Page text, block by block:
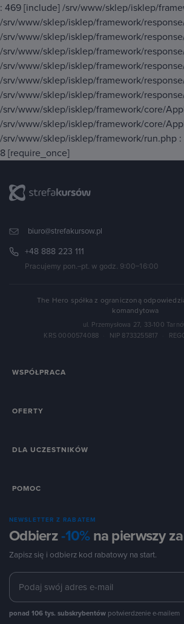
: 469 [include] /srv/www/sklep/isklep/
/srv/www/sklep/isklep/framework/
/srv/www/sklep/isklep/framework/
/srv/www/sklep/isklep/framework/
/srv/www/sklep/isklep/framework/
/srv/www/sklep/isklep/framework/
/srv/www/sklep/isklep/framework/
/srv/www/sklep/isklep/framework/core/
/srv/www/sklep/isklep/framework/core/
/srv/www/sklep/isklep/framework/run.php
8 [require_once]
biuro@strefakursow.pl
+48 888 223 111
Pracujemy pon.–pt. w godz. 9:00–16:00
The Hero spółka z ograniczoną
komandytowa
ul. Przemysłowa 27, 33-100
KRS 0000574088
NIP 8733255817
WSPÓŁPRACA
OFERTY
DLA UCZESTNIKÓW
POMOC
NEWSLETTER Z RABATEM
Odbierz-10%na pierwszy
Zapisz się i odbierz kod rabatowy na start.
ponad 106 tys. subskrybentów potwierdzenie e-mailem